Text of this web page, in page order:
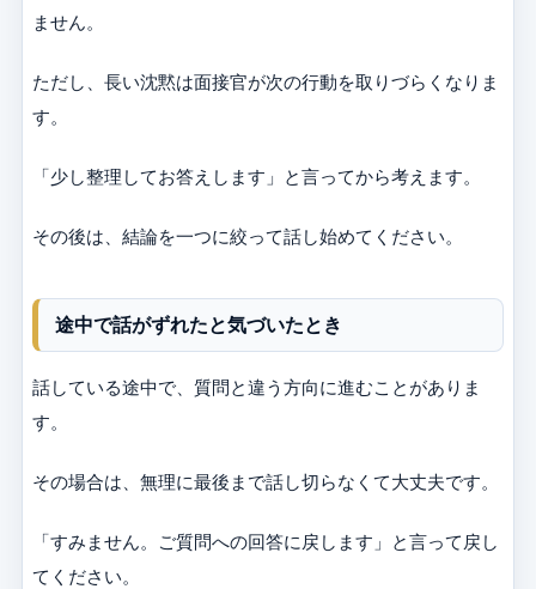
ません。
ただし、長い沈黙は面接官が次の行動を取りづらくなりま
す。
「少し整理してお答えします」と言ってから考えます。
その後は、結論を一つに絞って話し始めてください。
途中で話がずれたと気づいたとき
話している途中で、質問と違う方向に進むことがありま
す。
その場合は、無理に最後まで話し切らなくて大丈夫です。
「すみません。ご質問への回答に戻します」と言って戻し
てください。